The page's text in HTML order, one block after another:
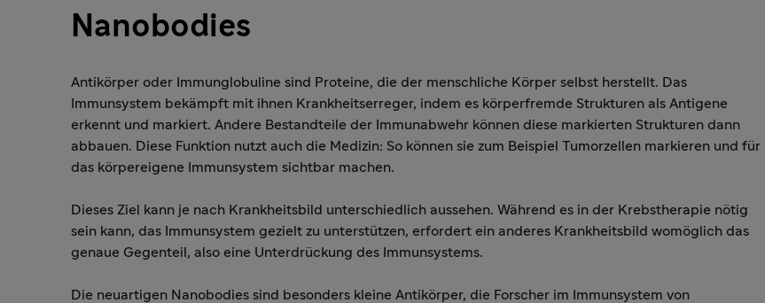
Nanobodies
Antikörper oder Immunglobuline sind Proteine, die der menschliche Körper selbst herstellt. Das
Immunsystem bekämpft mit ihnen Krankheitserreger, indem es körperfremde Strukturen als Antigene
erkennt und markiert. Andere Bestandteile der Immunabwehr können diese markierten Strukturen dann
abbauen. Diese Funktion nutzt auch die Medizin: So können sie zum Beispiel Tumorzellen markieren und für
das körpereigene Immunsystem sichtbar machen.
Dieses Ziel kann je nach Krankheitsbild unterschiedlich aussehen. Während es in der Krebstherapie nötig
sein kann, das Immunsystem gezielt zu unterstützen, erfordert ein anderes Krankheitsbild womöglich das
genaue Gegenteil, also eine Unterdrückung des Immunsystems.
Die neuartigen Nanobodies sind besonders kleine Antikörper, die Forscher im Immunsystem von